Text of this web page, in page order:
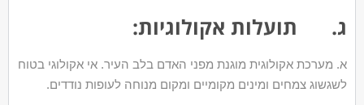
ג. תועלות אקולוגיות:
א. מערכת אקולוגית מוגנת מפני האדם בלב העיר. אי אקולוגי בטוח
לשגשוג צמחים ומינים מקומיים ומקום מנוחה לעופות נודדים.